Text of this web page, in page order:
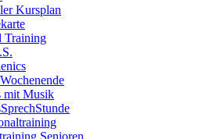
Kursplan
Training
mit Musik
Senioren